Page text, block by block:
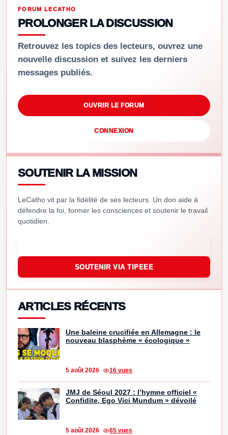
FORUM LECATHO
PROLONGER LA DISCUSSION
Retrouvez les topics des lecteurs, ouvrez une
nouvelle discussion et suivez les derniers
messages publiés.
OUVRIR LE FORUM
CONNEXION
SOUTENIR LA MISSION
LeCatho vit par la fidélité de ses lecteurs. Un don aide à
défendre la foi, former les consciences et soutenir le travail
quotidien.
SOUTENIR VIA TIPEEE
ARTICLES RÉCENTS
Une baleine crucifiée en Allemagne : le
nouveau blasphème « écologique »
5 août 2026 16 vues
JMJ de Séoul 2027 : l’hymne officiel «
Confidite, Ego Vici Mundum » dévoilé
5 août 2026 65 vues